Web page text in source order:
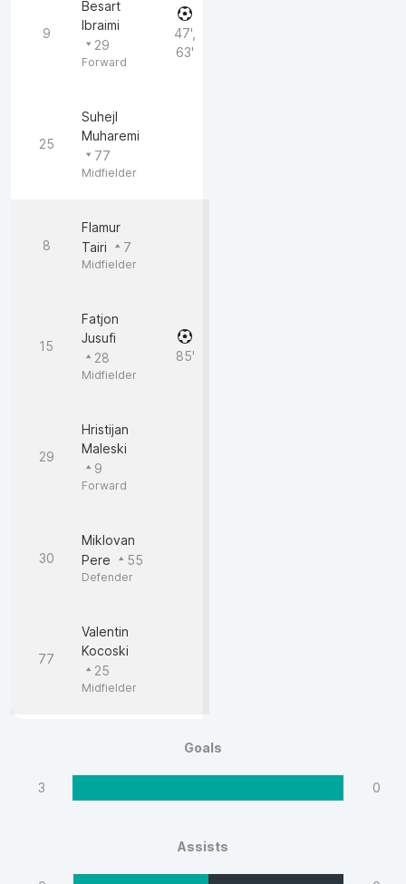
9
Besart
Ibraimi
29
Forward
47',
63'
25
Suhejl
Muharemi
77
Midfielder
8
Flamur
Tairi
7
Midfielder
15
Fatjon
Jusufi
28
Midfielder
85'
29
Hristijan
Maleski
9
Forward
30
Miklovan
Pere
55
Defender
77
Valentin
Kocoski
25
Midfielder
Goals
3 0
Assists